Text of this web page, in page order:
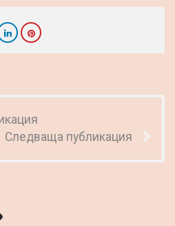
Следваща публикация